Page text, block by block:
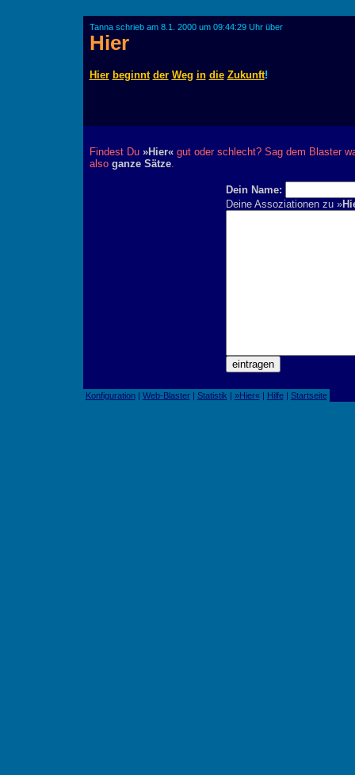
Tanna schrieb am 8.1. 2000 um 09:44:29 Uhr über
Hier
Hier beginnt der Weg in die Zukunft!
Findest Du »Hier«gut oder schlecht? Sag dem Blaster
also ganze Sätze.
Dein Name:
Deine Assoziationen zu »
Konfiguration| Web-Blaster| Statistik | »Hier«| Hilfe| Startseite